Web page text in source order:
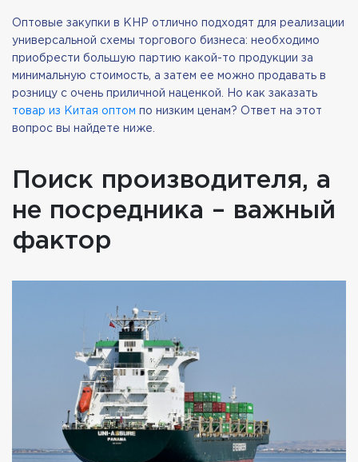
Оптовые закупки в КНР отлично подходят для реализации
универсальной схемы торгового бизнеса: необходимо
приобрести большую партию какой-то продукции за
минимальную стоимость, а затем ее можно продавать в
розницу с очень приличной наценкой. Но как заказать
товар из Китая оптом по низким ценам? Ответ на этот
вопрос вы найдете ниже.
Поиск производителя, а
не посредника – важный
фактор